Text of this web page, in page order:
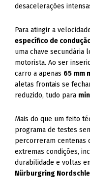
desacelerações
Para atingir a
específico de
uma chave secundária
motorista. Ao ser
carro a apenas 65 mm
aletas frontais se
reduzido, tudo para
Mais do que um feito
programa de testes
percorreram centenas
extremas condições,
durabilidade e voltas
Nürburgring